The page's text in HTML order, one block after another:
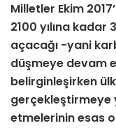
Milletler Ekim
2100 yılına kadar
açacağı -yani
düşmeye devam
belirginleşirken
gerçekleştirmeye
etmelerinin esas